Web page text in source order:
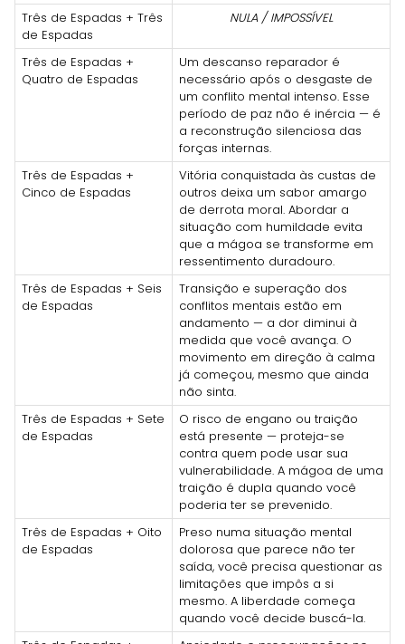
Três de Espadas + Três
de Espadas
NULA / IMPOSSÍVEL
Três de Espadas +
Quatro de Espadas
Um descanso reparador é
necessário após o desgaste de
um conflito mental intenso. Esse
período de paz não é inércia — é
a reconstrução silenciosa das
forças internas.
Três de Espadas +
Cinco de Espadas
Vitória conquistada às custas de
outros deixa um sabor amargo
de derrota moral. Abordar a
situação com humildade evita
que a mágoa se transforme em
ressentimento duradouro.
Três de Espadas + Seis
de Espadas
Transição e superação dos
conflitos mentais estão em
andamento — a dor diminui à
medida que você avança. O
movimento em direção à calma
já começou, mesmo que ainda
não sinta.
Três de Espadas + Sete
de Espadas
O risco de engano ou traição
está presente — proteja-se
contra quem pode usar sua
vulnerabilidade. A mágoa de uma
traição é dupla quando você
poderia ter se prevenido.
Três de Espadas + Oito
de Espadas
Preso numa situação mental
dolorosa que parece não ter
saída, você precisa questionar as
limitações que impôs a si
mesmo. A liberdade começa
quando você decide buscá-la.